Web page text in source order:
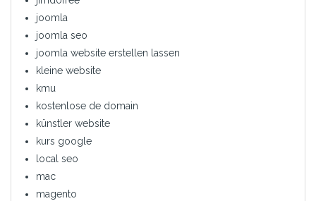
joomla
joomla seo
joomla website erstellen lassen
kleine website
kmu
kostenlose de domain
künstler website
kurs google
local seo
mac
magento